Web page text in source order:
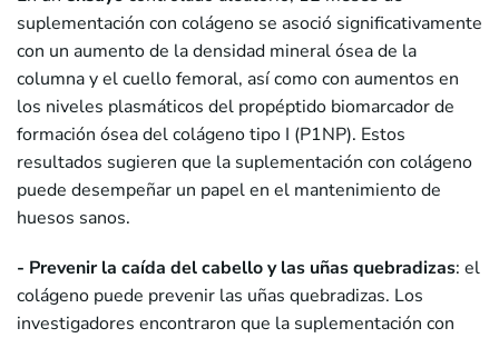
suplementación con colágeno se asoció significativamente
con un aumento de la densidad mineral ósea de la
columna y el cuello femoral, así como con aumentos en
los niveles plasmáticos del propéptido biomarcador de
formación ósea del colágeno tipo I (P1NP). Estos
resultados sugieren que la suplementación con colágeno
puede desempeñar un papel en el mantenimiento de
huesos sanos.
- Prevenir la caída del cabello y las uñas quebradizas: el
colágeno puede prevenir las uñas quebradizas. Los
investigadores encontraron que la suplementación con